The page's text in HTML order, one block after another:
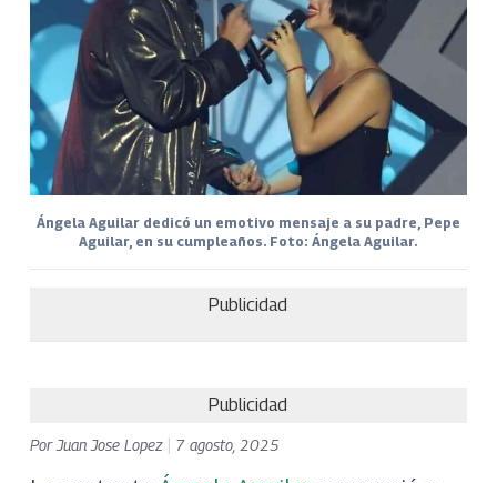
Ángela Aguilar dedicó un emotivo mensaje a su padre, Pepe
Aguilar, en su cumpleaños. Foto: Ángela Aguilar.
Publicidad
Publicidad
Por Juan Jose Lopez 7 agosto, 2025